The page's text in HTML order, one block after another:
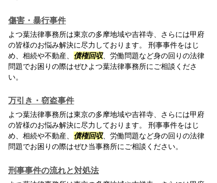
傷害・暴行事件
よつ葉法律事務所は東京の多摩地域や吉祥寺、さらには甲府
の皆様のお悩み解決に尽力しております。 刑事事件をはじ
め、相続や不動産、 債権回収、労働問題など身の回りの法律
問題でお困りの際はぜひよつ葉法律事務所にご相談くださ
い。
万引き・窃盗事件
よつ葉法律事務所は東京の多摩地域や吉祥寺、さらには甲府
の皆様のお悩み解決に尽力しております。 刑事事件をはじ
め、相続や不動産、 債権回収、労働問題など身の回りの法律
問題でお困りの際はぜひ当事務所にご相談ください。
刑事事件の流れと対処法